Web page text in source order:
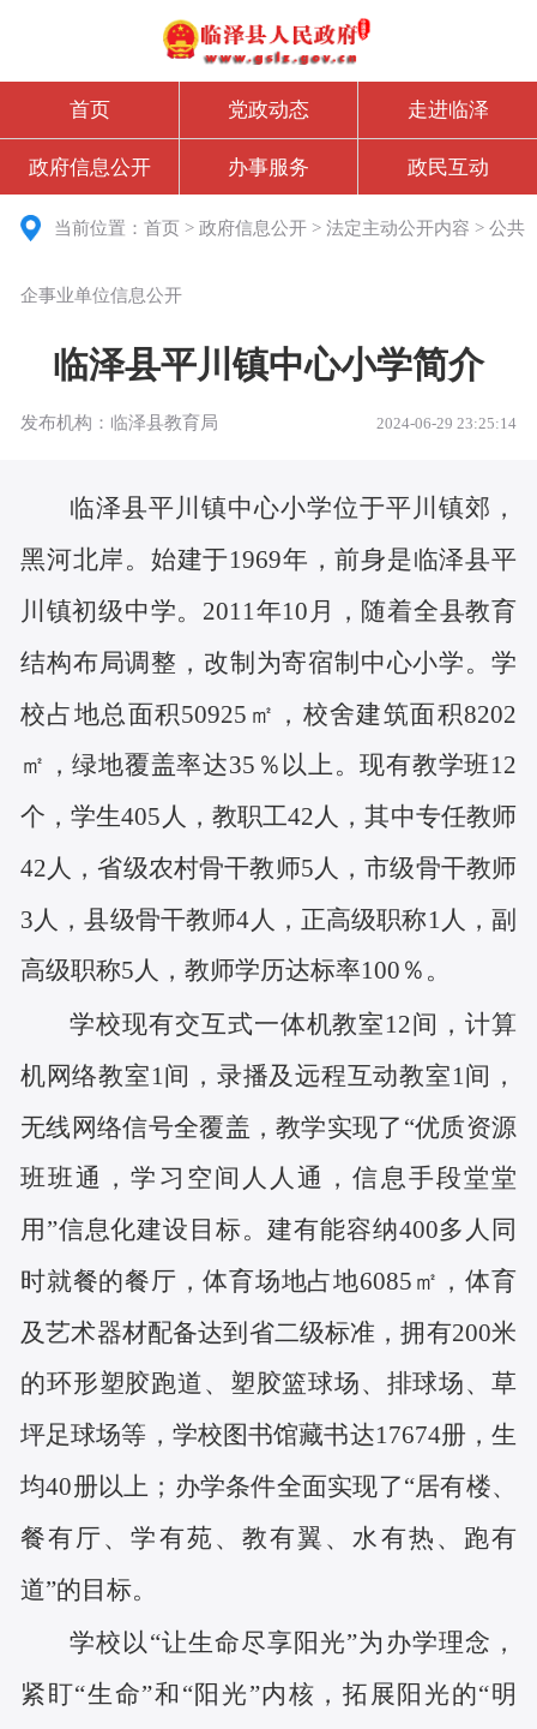
首页 党政动态 走进临泽
政府信息公开 办事服务 政民互动
当前位置：首页 >政府信息公开 >法定主动公开内容 >公共
企事业单位信息公开
临泽县平川镇中心小学简介
发布机构：临泽县教育局 2024-06-29 23:25:14
临泽县平川镇中心小学位于平川镇郊，
黑河北岸。始建于1969年，前身是临泽县平
川镇初级中学。2011年10月，随着全县教育
结构布局调整，改制为寄宿制中心小学。学
校占地总面积50925 ㎡ ，校舍建筑面积8202
㎡ ，绿地覆盖率达35％以上。现有教学班12
个，学生405人，教职工42人，其中专任教师
42人，省级农村骨干教师5人，市级骨干教师
3人，县级骨干教师4人，正高级职称1人，副
高级职称5人，教师学历达标率100％。
学校现有交互式一体机教室12间，计算
机网络教室1间，录播及远程互动教室1间，
无线网络信号全覆盖，教学实现了“优质资源
班班通，学习空间人人通，信息手段堂堂
用”信息化建设目标。建有能容纳400多人同
时就餐的餐厅，体育场地占地6085 ㎡ ，体育
及艺术器材配备达到省二级标准，拥有200米
的环形塑胶跑道、塑胶篮球场、排球场、草
坪足球场等，学校图书馆藏书达17674册，生
均40册以上；办学条件全面实现了“居有楼、
餐有厅、学有苑、教有翼、水有热、跑有
道”的目标。
学校以“让生命尽享阳光”为办学理念，
紧盯“生命”和“阳光”内核，拓展阳光的“明